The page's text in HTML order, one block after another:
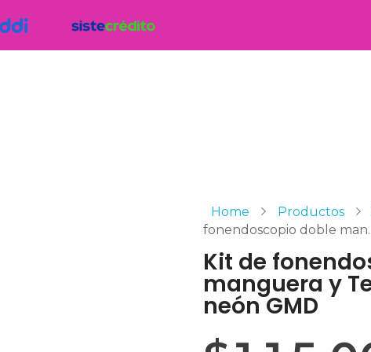
Home Productos
fonendoscopio doble
Kit de
manguera y
neón GMD